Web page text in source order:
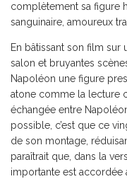
complètement sa figure
sanguinaire, amoureux
En bâtissant son film sur
salon et bruyantes
Napoléon une figure
atone comme la lecture
échangée entre
possible, c’est que ce
de son montage,
paraîtrait que, dans la
importante est accordée